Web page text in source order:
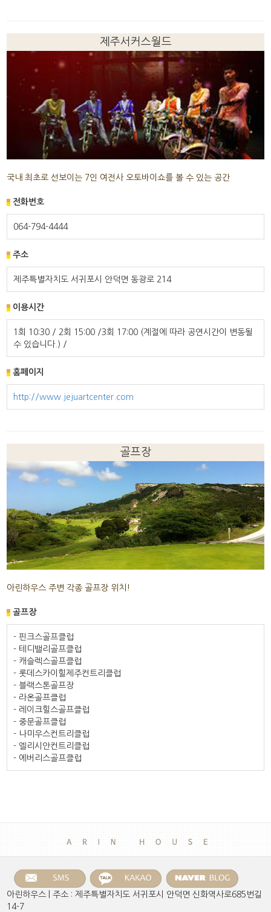
제주서커스월드
국내 최초로 선보이는 7인 여전사 오토바이쇼를 볼 수 있는 공간
전화번호
064-794-4444
주소
제주특별자치도 서귀포시 안덕면 동광로 214
이용시간
1회 10:30 / 2회 15:00 /3회 17:00 (계절에 따라 공연시간이 변동될
수 있습니다.) /
홈페이지
http://www.jejuartcenter.com
골프장
아린하우스 주변 각종 골프장 위치!
골프장
- 핀크스골프클럽
- 테디밸리골프클럽
- 캐슬렉스골프클럽
- 롯데스카이힐제주컨트리클럽
- 블랙스톤골프장
- 라온골프클럽
- 레이크힐스골프클럽
- 중문골프클럽
- 나미우스컨트리클럽
- 엘리시안컨트리클럽
- 에버리스골프클럽
아린하우스 | 주소 : 제주특별자치도 서귀포시 안덕면 신화역사로685번길
14-7